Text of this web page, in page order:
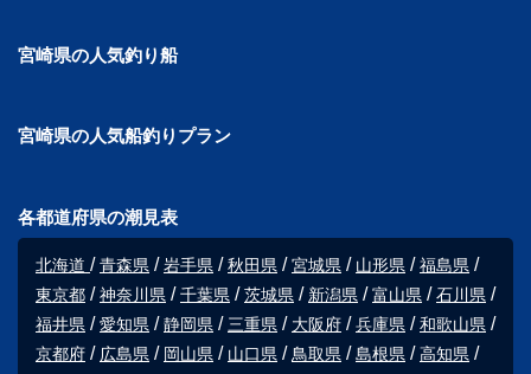
宮崎県の人気釣り船
宮崎県の人気船釣りプラン
各都道府県の潮見表
北海道 青森県 岩手県 秋田県 宮城県 山形県
福島県
東京都
神奈川県 千葉県 茨城県 新潟県 富山県
石川県
福井県
愛知県 静岡県 三重県 大阪府 兵庫県
和歌山県
京都府
広島県 岡山県 山口県 鳥取県 島根県 高知県